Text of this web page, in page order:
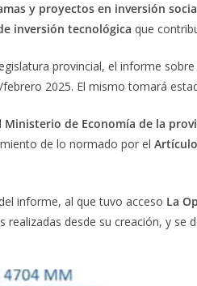
y proyectos en inversión
inversión tecnológica que
provincial, el informe
2025. El mismo tomará
Ministerio de Economía de la
de lo normado por el
informe, al que tuvo acceso La
realizadas desde su creación, y se